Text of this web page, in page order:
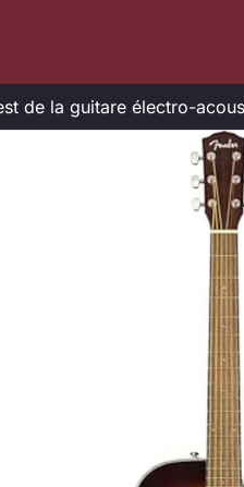
de la guitare électro-